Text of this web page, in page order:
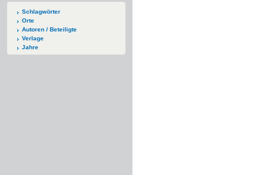
Schlagwörter
Orte
Autoren / Beteiligte
Verlage
Jahre